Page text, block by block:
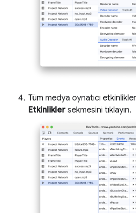
Tüm medya oynatıcı
Etkinlikler sekmesini tıklayın.